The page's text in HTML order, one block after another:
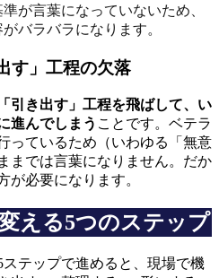
が言葉になっていないため、
バラバラになります。
す」工程の欠落
引き出す」工程を飛ばして、い
進んでしまう ことです。ベテラ
っているため（いわゆる「無意
までは言葉になりません。だか
が必要になります。
える5つのステップ
テップで進めると、現場で機